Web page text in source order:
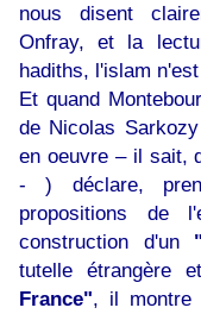
nous disent
Onfray, et la
hadiths, l'islam
Et quand
de Nicolas
en oeuvre – il sait,
- ) déclare,
propositions de
construction d'un
tutelle étrangère
France", il montre